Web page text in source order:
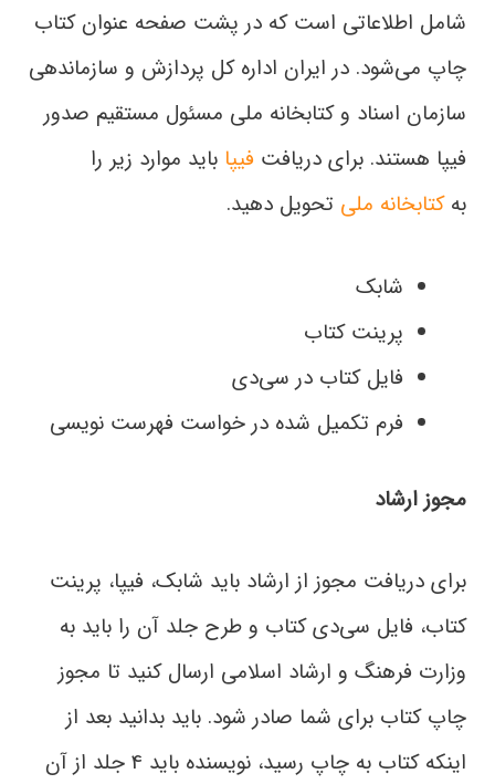
شامل اطلاعاتی است که در پشت صفحه عنوان کتاب
چاپ می‌شود. در ایران اداره كل پردازش و سازماندهي
سازمان اسناد و كتابخانه ملي مسئول مستقيم صدور
فيپا هستند. برای دریافت فیپا باید موارد زیر را
بهکتابخانه ملی تحویل دهید.
شابک
پرینت کتاب
فایل کتاب در سی‌دی
فرم تکمیل شده در خواست فهرست نویسی
مجوز ارشاد
برای دریافت مجوز از ارشاد باید شابک، فیپا، پرینت
کتاب، فایل سی‌دی کتاب و طرح جلد آن را باید به
وزارت فرهنگ و ارشاد اسلامی ارسال کنید تا مجوز
چاپ کتاب برای شما صادر شود. باید بدانید بعد از
اینکه کتاب به چاپ رسید، نویسنده باید 4 جلد از آن